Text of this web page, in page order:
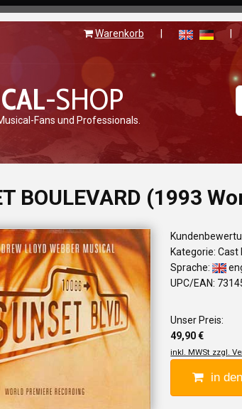
-SHOP
Warenkorb
Fans und Professionals.
BOULEVARD (1993
Kategorie: Cast
Sprache:
UPC/EAN:
Unser Preis:
49,90 €
inkl. MWSt zzgl.
in